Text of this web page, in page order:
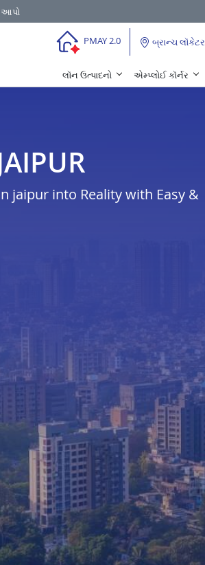
આપો
PMAY 2.0 બ્રાન્ચ લૉકેટર
લૉન ઉત્પાદનો એમ્પ્લોઈ કૉર્નર
jaipur into Reality with Easy &